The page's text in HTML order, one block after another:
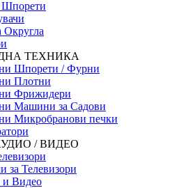
ТЕХНИКА
Шпорети / Фурни
Плотни
Фрижидери
Машини за Садови
Микробранови печки
/ ВИДЕО
за Телевизори
и Видео